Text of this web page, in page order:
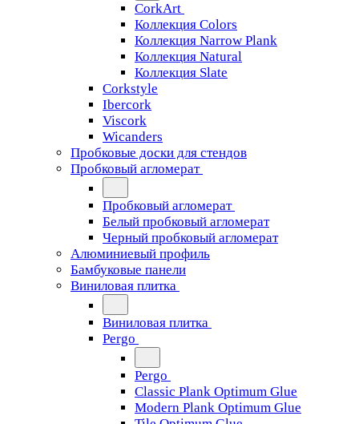
CorkArt
Коллекция Colors
Коллекция Narrow Plank
Коллекция Natural
Коллекция Slate
Corkstyle
Ibercork
Viscork
Wicanders
Пробковые доски для стендов
Пробковый агломерат
Пробковый агломерат
Белый пробковый агломерат
Черный пробковый агломерат
Алюминиевый профиль
Бамбуковые панели
Виниловая плитка
Виниловая плитка
Pergo
Pergo
Classic Plank Optimum Glue
Modern Plank Optimum Glue